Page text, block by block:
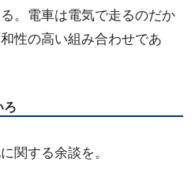
。電車は電気で走るのだか
性の高い組み合わせであ
ろ
関する余談を。